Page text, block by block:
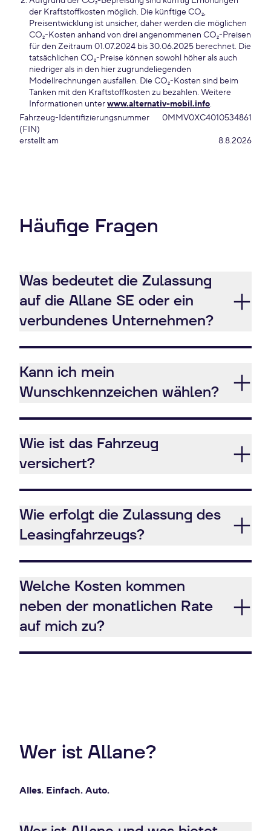
der Kraftstoffkosten möglich. Die künftige CO₂,
Preisentwicklung ist unsicher, daher werden die möglichen
CO₂-Kosten anhand von drei angenommenen CO₂-Preisen
für den Zeitraum 01.07.2024 bis 30.06.2025 berechnet. Die
tatsächlichen CO₂-Preise können sowohl höher als auch
niedriger als in den hier zugrundeliegenden
Modellrechnungen ausfallen. Die CO₂-Kosten sind beim
Tanken mit den Kraftstoffkosten zu bezahlen. Weitere
Informationen unterwww.alternativ-mobil.info.
Fahrzeug-Identifizierungsnummer
(FIN)
0MMV0XC4010534861
erstellt am 8.8.2026
Häufige Fragen
Was bedeutet die Zulassung
auf die Allane SE oder ein
verbundenes Unternehmen?
Kann ich mein
Wunschkennzeichen wählen?
Wie ist das Fahrzeug
versichert?
Wie erfolgt die Zulassung des
Leasingfahrzeugs?
Welche Kosten kommen
neben der monatlichen Rate
auf mich zu?
Wer ist Allane?
Alles. Einfach. Auto.